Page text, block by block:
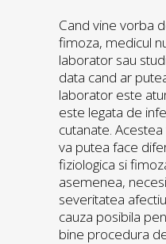
Cand vine vorba
fimoza, medicul
laborator sau
data cand ar
laborator este
este legata de
cutanate.
va putea face
fiziologica si
asemenea,
severitatea
cauza posibila
bine procedura